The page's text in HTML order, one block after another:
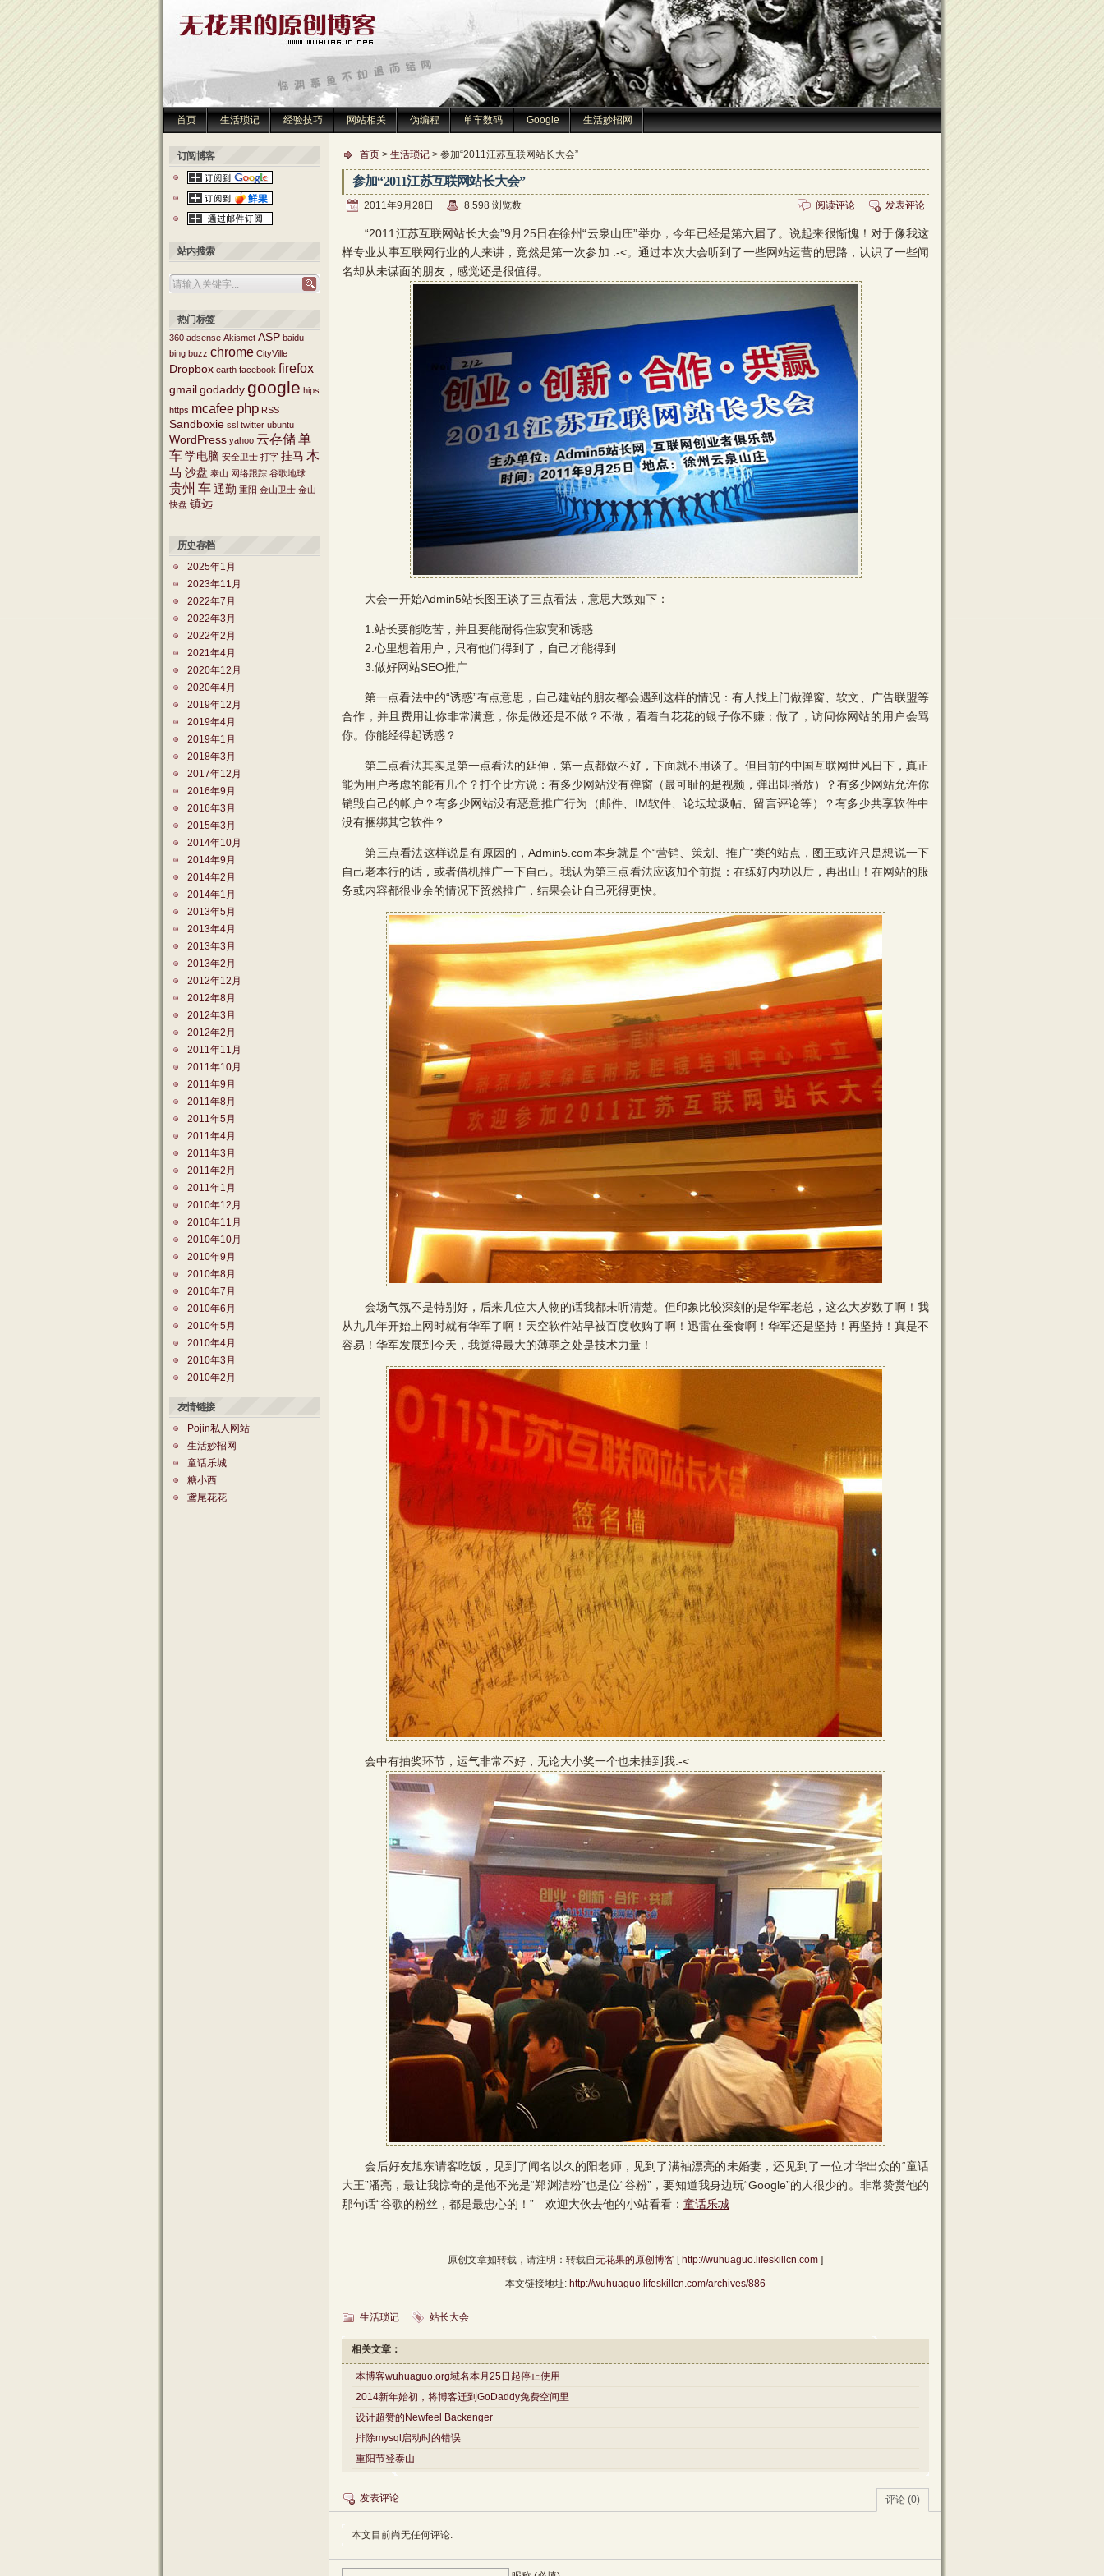
首页 生活琐记 经验技巧 网站相关 伪编程 单车数码 Google 生活妙招网
首页 > 生活琐记 > 参加“2011江苏互联网站长大会”
参加“2011江苏互联网站长大会”
2011年9月28日 8,598 浏览数 发表评论
阅读评论
“2011江苏互联网站长大会”9月25日在徐州“云泉山庄”举办，今年已经是第六届了。说起来很惭愧！对于像我这
样专业从事互联网行业的人来讲，竟然是第一次参加 :-<。通过本次大会听到了一些网站运营的思路，认识了一些闻
名却从未谋面的朋友，感觉还是很值得。
大会一开始Admin5站长图王谈了三点看法，意思大致如下：
1.站长要能吃苦，并且要能耐得住寂寞和诱惑
2.心里想着用户，只有他们得到了，自己才能得到
3.做好网站SEO推广
第一点看法中的“诱惑”有点意思，自己建站的朋友都会遇到这样的情况：有人找上门做弹窗、软文、广告联盟等
合作，并且费用让你非常满意，你是做还是不做？不做，看着白花花的银子你不赚；做了，访问你网站的用户会骂
你。你能经得起诱惑？
第二点看法其实是第一点看法的延伸，第一点都做不好，下面就不用谈了。但目前的中国互联网世风日下，真正
能为用户考虑的能有几个？打个比方说：有多少网站没有弹窗（最可耻的是视频，弹出即播放）？有多少网站允许你
销毁自己的帐户？有多少网站没有恶意推广行为（邮件、IM软件、论坛垃圾帖、留言评论等）？有多少共享软件中
没有捆绑其它软件？
第三点看法这样说是有原因的，Admin5.com本身就是个“营销、策划、推广”类的站点，图王或许只是想说一下
自己老本行的话，或者借机推广一下自己。我认为第三点看法应该加个前提：在练好内功以后，再出山！在网站的服
务或内容都很业余的情况下贸然推广，结果会让自己死得更快。
会场气氛不是特别好，后来几位大人物的话我都未听清楚。但印象比较深刻的是华军老总，这么大岁数了啊！我
从九几年开始上网时就有华军了啊！天空软件站早被百度收购了啊！迅雷在蚕食啊！华军还是坚持！再坚持！真是不
容易！华军发展到今天，我觉得最大的薄弱之处是技术力量！
会中有抽奖环节，运气非常不好，无论大小奖一个也未抽到我:-<
会后好友旭东请客吃饭，见到了闻名以久的阳老师，见到了满袖漂亮的未婚妻，还见到了一位才华出众的“童话
大王”潘亮，最让我惊奇的是他不光是“郑渊洁粉”也是位“谷粉”，要知道我身边玩“Google”的人很少的。非常赞赏他的
那句话“谷歌的粉丝，都是最忠心的！” 欢迎大伙去他的小站看看： 童话乐城
原创文章如转载，请注明：转载自无花果的原创博客 [ http://wuhuaguo.lifeskillcn.com ]
本文链接地址: http://wuhuaguo.lifeskillcn.com/archives/886
生活琐记 站长大会
相关文章：
本博客wuhuaguo.org域名本月25日起停止使用
2014新年始初，将博客迁到GoDaddy免费空间里
设计超赞的Newfeel Backenger
排除mysql启动时的错误
重阳节登泰山
评论 (0)
发表评论
本文目前尚无任何评论.
订阅博客
站内搜索
热门标签
360 adsense Akismet ASP baidu
bing buzz chrome CityVille
Dropbox earth facebook firefox
gmail godaddy google hips
https mcafee php RSS
Sandboxie ssl twitter ubuntu
WordPress yahoo 云存储 单
车 学电脑 安全卫士 打字 挂马 木
马 沙盘 泰山 网络跟踪 谷歌地球
贵州 车 通勤 重阳 金山卫士 金山
快盘 镇远
历史存档
2025年1月
2023年11月
2022年7月
2022年3月
2022年2月
2021年4月
2020年12月
2020年4月
2019年12月
2019年4月
2019年1月
2018年3月
2017年12月
2016年9月
2016年3月
2015年3月
2014年10月
2014年9月
2014年2月
2014年1月
2013年5月
2013年4月
2013年3月
2013年2月
2012年12月
2012年8月
2012年3月
2012年2月
2011年11月
2011年10月
2011年9月
2011年8月
2011年5月
2011年4月
2011年3月
2011年2月
2011年1月
2010年12月
2010年11月
2010年10月
2010年9月
2010年8月
2010年7月
2010年6月
2010年5月
2010年4月
2010年3月
2010年2月
友情链接
Pojin私人网站
生活妙招网
童话乐城
糖小西
鸢尾花花